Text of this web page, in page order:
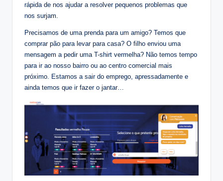
rápida de nos ajudar a resolver pequenos problemas que
nos surjam.
Precisamos de uma prenda para um amigo? Temos que
comprar pão para levar para casa? O filho enviou uma
mensagem a pedir uma T-shirt vermelha? Não temos tempo
para ir ao nosso bairro ou ao centro comercial mais
próximo. Estamos a sair do emprego, apressadamente e
ainda temos que ir fazer o jantar…